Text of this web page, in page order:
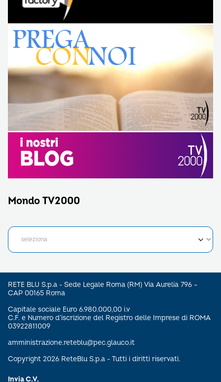
Mondo TV2000
RETE BLU S.p.a - Sede Legale Roma (RM) Via Aurelia 796 –
CAP 00165 Roma
Capitale sociale Euro 6.980.000,00 i.v
C.F. e Numero d’iscrizione del Registro delle Imprese di ROMA
03922811009
amministrazione.reteblu@pec.glauco.it
Copyright 2026 ReteBlu S.p.a - Tutti i diritti riservati.
Invia C.V.